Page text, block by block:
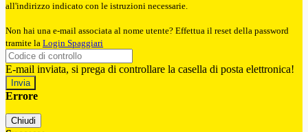
all'indirizzo indicato con le istruzioni necessarie.
Non hai una e-mail associata al nome utente? Effettua il reset della password
tramite la Login Spaggiari
E-mail inviata, si prega di controllare la casella di posta elettronica!
Errore
Chiudi